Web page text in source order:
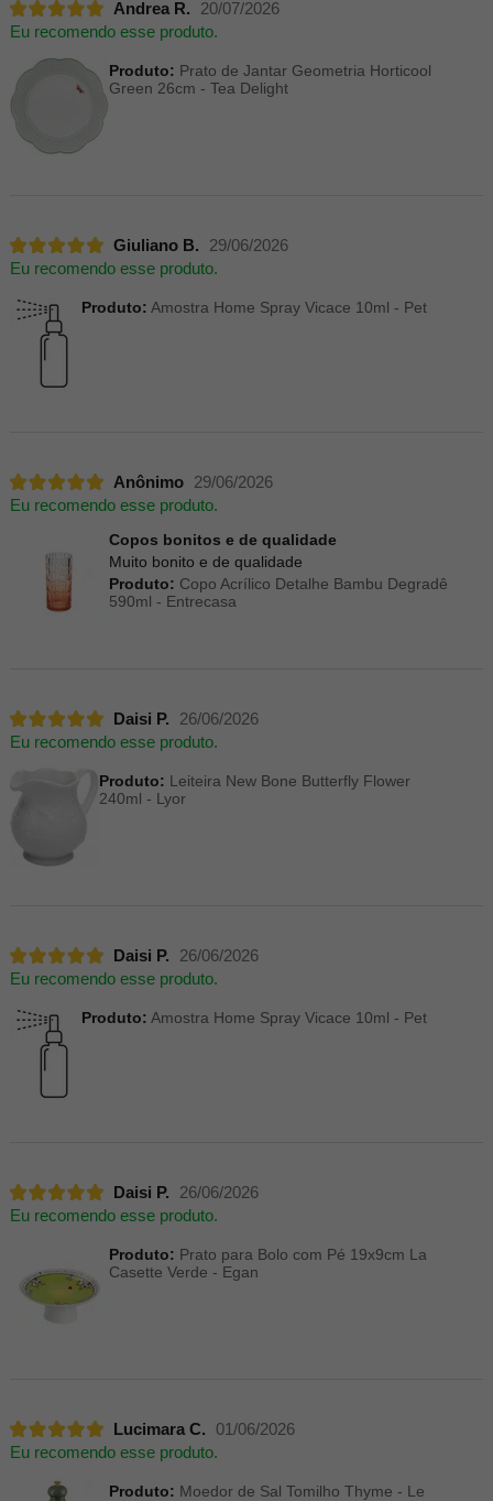
Andrea R.
20/07/2026
Eu recomendo esse produto.
Produto: Prato de Jantar Geometria Horticool
Green 26cm - Tea Delight
Giuliano B.
29/06/2026
Eu recomendo esse produto.
Produto: Amostra Home Spray Vicace 10ml - Pet
Anônimo
29/06/2026
Eu recomendo esse produto.
Copos bonitos e de qualidade
Muito bonito e de qualidade
Produto: Copo Acrílico Detalhe Bambu Degradê
590ml - Entrecasa
Daisi P.
26/06/2026
Eu recomendo esse produto.
Produto: Leiteira New Bone Butterfly Flower
240ml - Lyor
Daisi P.
26/06/2026
Eu recomendo esse produto.
Produto: Amostra Home Spray Vicace 10ml - Pet
Daisi P.
26/06/2026
Eu recomendo esse produto.
Produto: Prato para Bolo com Pé 19x9cm La
Casette Verde - Egan
Lucimara C.
01/06/2026
Eu recomendo esse produto.
Produto: Moedor de Sal Tomilho Thyme - Le